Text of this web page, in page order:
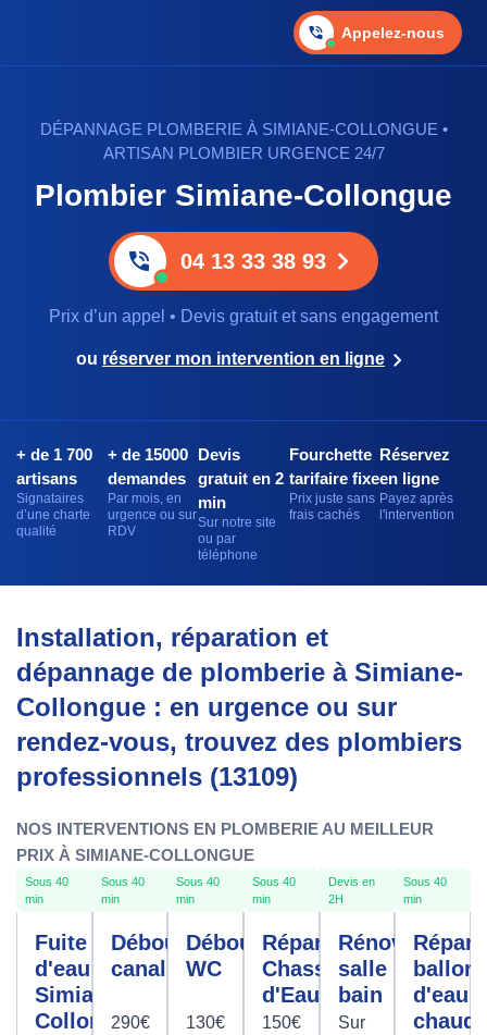
Appelez-nous
DÉPANNAGE PLOMBERIE À SIMIANE-COLLONGUE •
ARTISAN PLOMBIER URGENCE 24/7
Plombier Simiane-Collongue
04 13 33 38 93
Prix d’un appel • Devis gratuit et sans engagement
ou réserver mon intervention en ligne
+ de 1 700
artisans
Signataires
d’une charte
qualité
+ de 15000
demandes
Par mois, en
urgence ou sur
RDV
Devis
gratuit en 2
min
Sur notre site
ou par
téléphone
Fourchette
tarifaire fixe
Prix juste sans
frais cachés
Réservez
en ligne
Payez après
l'intervention
Installation, réparation et
dépannage de plomberie à Simiane-
Collongue : en urgence ou sur
rendez-vous, trouvez des plombiers
professionnels (13109)
NOS INTERVENTIONS EN PLOMBERIE AU MEILLEUR
PRIX À SIMIANE-COLLONGUE
Sous 40
min
Fuite
d'eau
Simiane-
Collongue
Sous 40
min
Débouchage
canalisation
290€
Sous 40
min
Débouchage
WC
130€
Sous 40
min
Réparation
Chasse
d'Eau
150€
Devis en
2H
Rénovation
salle de
bain
Sur
Sous 40
min
ballon
d'eau